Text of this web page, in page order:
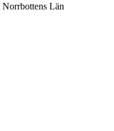
Norrbottens Län